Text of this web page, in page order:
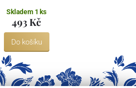
Skladem 1 ks
493 Kč
Do košíku